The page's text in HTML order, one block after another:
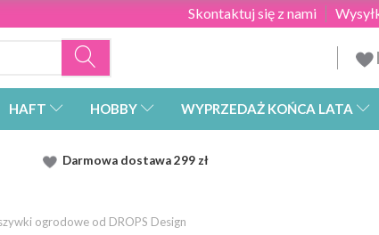
Skontaktuj się z nami
HAFT HOBBY WYPRZEDAŻ KOŃCA LATA
Darmowa dostawa299 zł
ogrodowe od DROPS Design